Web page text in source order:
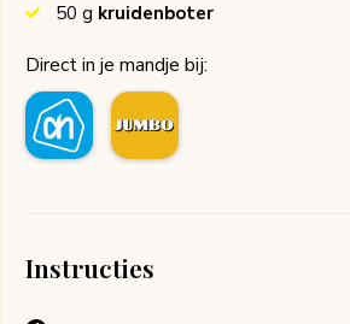
50 g kruidenboter
Direct in je mandje bij:
Instructies